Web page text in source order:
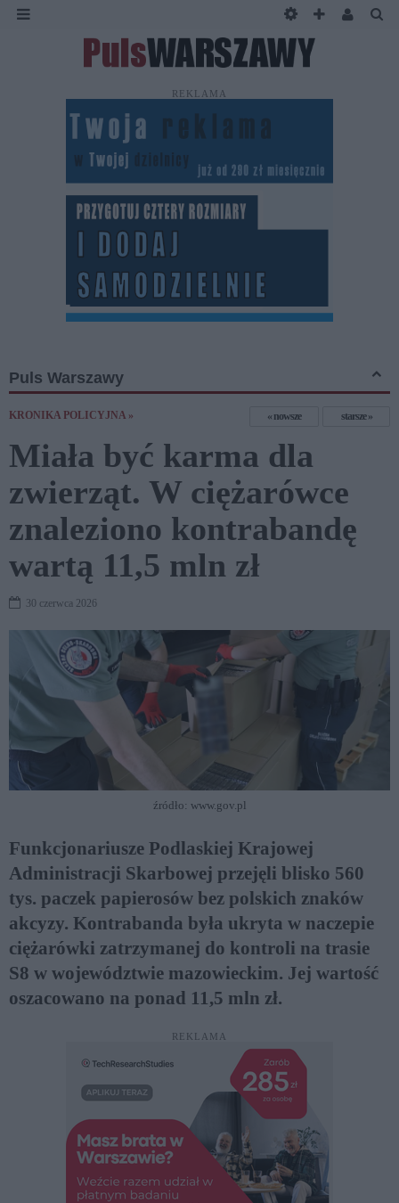
REKLAMA
Puls Warszawy
KRONIKA POLICYJNA » nowsze starsze
Miała być karma dla
zwierząt. W ciężarówce
znaleziono kontrabandę
wartą 11,5 mln zł
30 czerwca 2026
źródło: www.gov.pl
Funkcjonariusze Podlaskiej Krajowej
Administracji Skarbowej przejęli blisko 560
tys. paczek papierosów bez polskich znaków
akcyzy. Kontrabanda była ukryta w naczepie
ciężarówki zatrzymanej do kontroli na trasie
S8 w województwie mazowieckim. Jej wartość
oszacowano na ponad 11,5 mln zł.
REKLAMA